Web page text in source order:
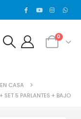
0
CASA
5 PARLANTES + BAJO